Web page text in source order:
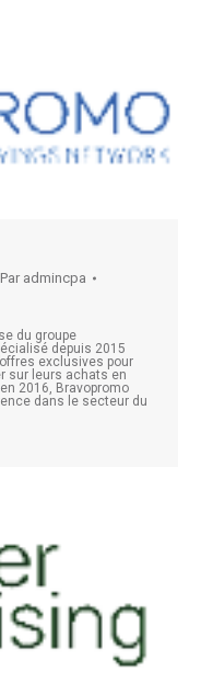
Par admincpa
du groupe
depuis 2015
exclusives pour
sur leurs achats en
2016, Bravopromo
dans le secteur du